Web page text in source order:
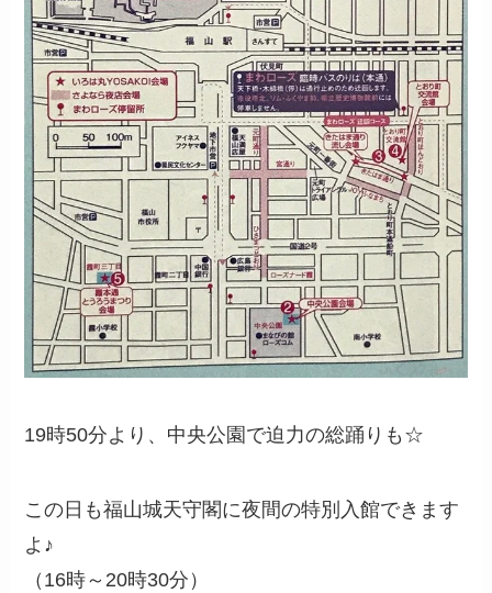
19時50分より、中央公園で迫力の総踊りも☆
この日も福山城天守閣に夜間の特別入館できます
よ♪
（16時～20時30分）